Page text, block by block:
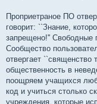
Проприетраное ПО
говорит: ``Знание,
запрещено!'' Свободные
Сообщество
отвергает ``священство
общественность в
поощряем учащихся
код и учиться столько
учреждения, которые